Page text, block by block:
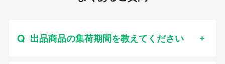
出品商品の集荷期間を教えてください